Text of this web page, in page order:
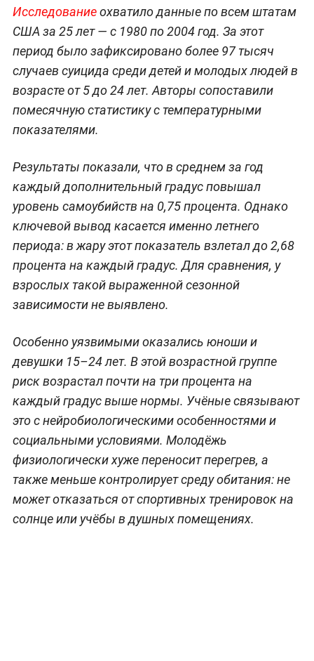
Исследованиеохватило данные по всем штатам
США за 25 лет — с 1980 по 2004 год. За этот
период было зафиксировано более 97 тысяч
случаев суицида среди детей и молодых людей в
возрасте от 5 до 24 лет. Авторы сопоставили
помесячную статистику с температурными
показателями.
Результаты показали, что в среднем за год
каждый дополнительный градус повышал
уровень самоубийств на 0,75 процента. Однако
ключевой вывод касается именно летнего
периода: в жару этот показатель взлетал до 2,68
процента на каждый градус. Для сравнения, у
взрослых такой выраженной сезонной
зависимости не выявлено.
Особенно уязвимыми оказались юноши и
девушки 15–24 лет. В этой возрастной группе
риск возрастал почти на три процента на
каждый градус выше нормы. Учёные связывают
это с нейробиологическими особенностями и
социальными условиями. Молодёжь
физиологически хуже переносит перегрев, а
также меньше контролирует среду обитания: не
может отказаться от спортивных тренировок на
солнце или учёбы в душных помещениях.